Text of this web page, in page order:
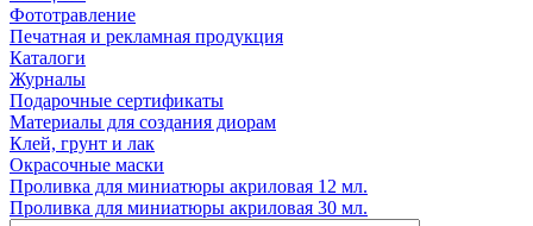
Фототравление
Печатная и рекламная продукция
Каталоги
Журналы
Подарочные сертификаты
Материалы для создания диорам
Клей, грунт и лак
Окрасочные маски
Проливка для миниатюры акриловая 12 мл.
Проливка для миниатюры акриловая 30 мл.